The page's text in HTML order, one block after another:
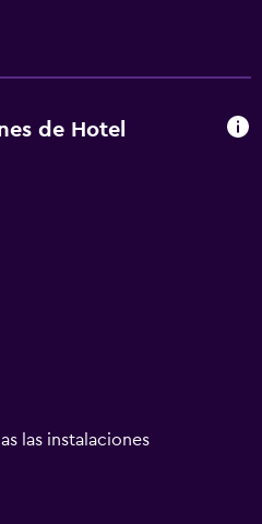
de Hotel
las instalaciones